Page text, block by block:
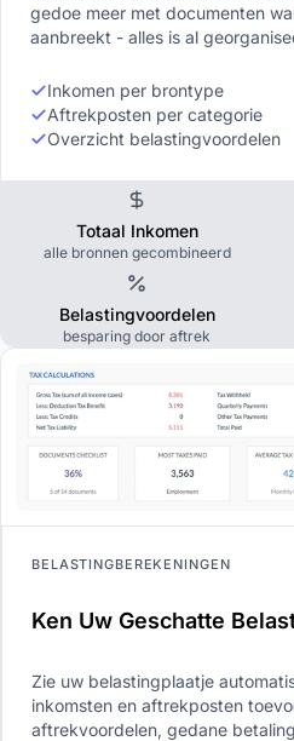
gedoe meer met documenten
aanbreekt - alles is al
Inkomen per brontype
Aftrekposten per categorie
Overzicht belastingvoordelen
Totaal Inkomen
alle bronnen gecombineerd
Belastingvoordelen
besparing door aftrek
BELASTINGBEREKENINGEN
Ken Uw Geschatte
Zie uw belastingplaatje
inkomsten en aftrekposten
aftrekvoordelen, gedane